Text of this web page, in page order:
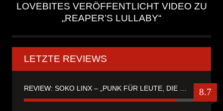
LOVEBITES VERÖFFENTLICHT VIDEO ZU
„REAPER’S LULLABY“
LETZTE REVIEWS
8.7